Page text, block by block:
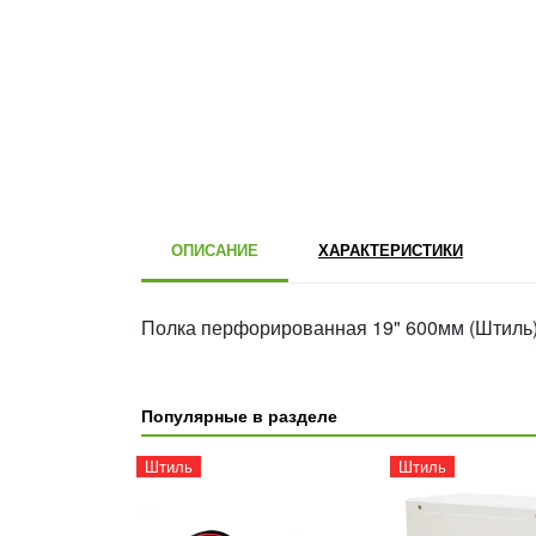
ОПИСАНИЕ ХАРАКТЕРИСТИКИ
Полка перфорированная 19" 600мм (Штиль)
Популярные в разделе
Штиль Штиль